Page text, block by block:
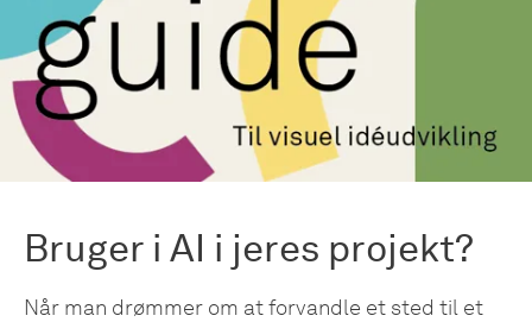
Bruger i AI i jeres projekt?
Når man drømmer om at forvandle et sted til et